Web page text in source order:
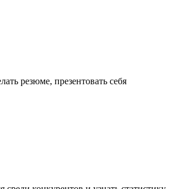
резюме, презентовать себя